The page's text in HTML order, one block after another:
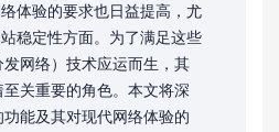
体验的要求也日益提高，尤
稳定性方面。为了满足这些
网络）技术应运而生，其
关重要的角色。本文将深
能及其对现代网络体验的